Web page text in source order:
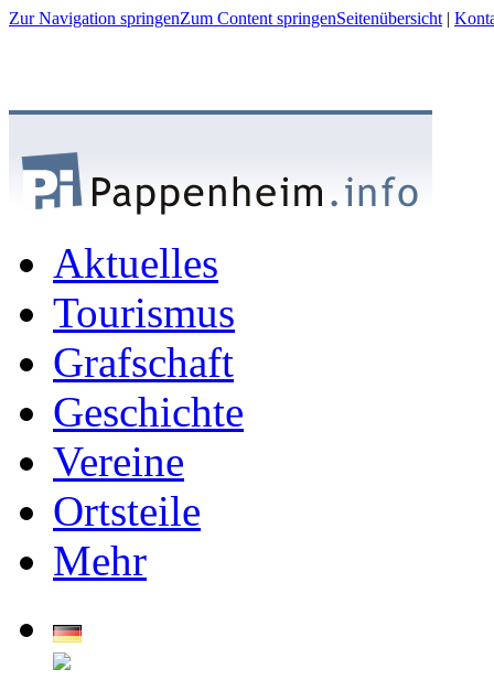
Zur Navigation springenZum Content springenSeitenübersicht |
Aktuelles
Tourismus
Grafschaft
Geschichte
Vereine
Ortsteile
Mehr